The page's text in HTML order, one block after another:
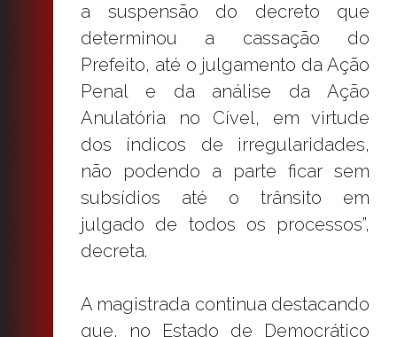
a suspensão do decreto que
determinou a cassação do
Prefeito, até o julgamento da Ação
Penal e da análise da Ação
Anulatória no Cível, em virtude
dos índicos de irregularidades,
não podendo a parte ficar sem
subsídios até o trânsito em
julgado de todos os processos”,
decreta.
A magistrada continua destacando
que, no Estado de Democrático